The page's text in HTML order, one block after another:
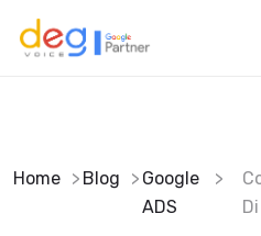
Home Blog
Google
ADS